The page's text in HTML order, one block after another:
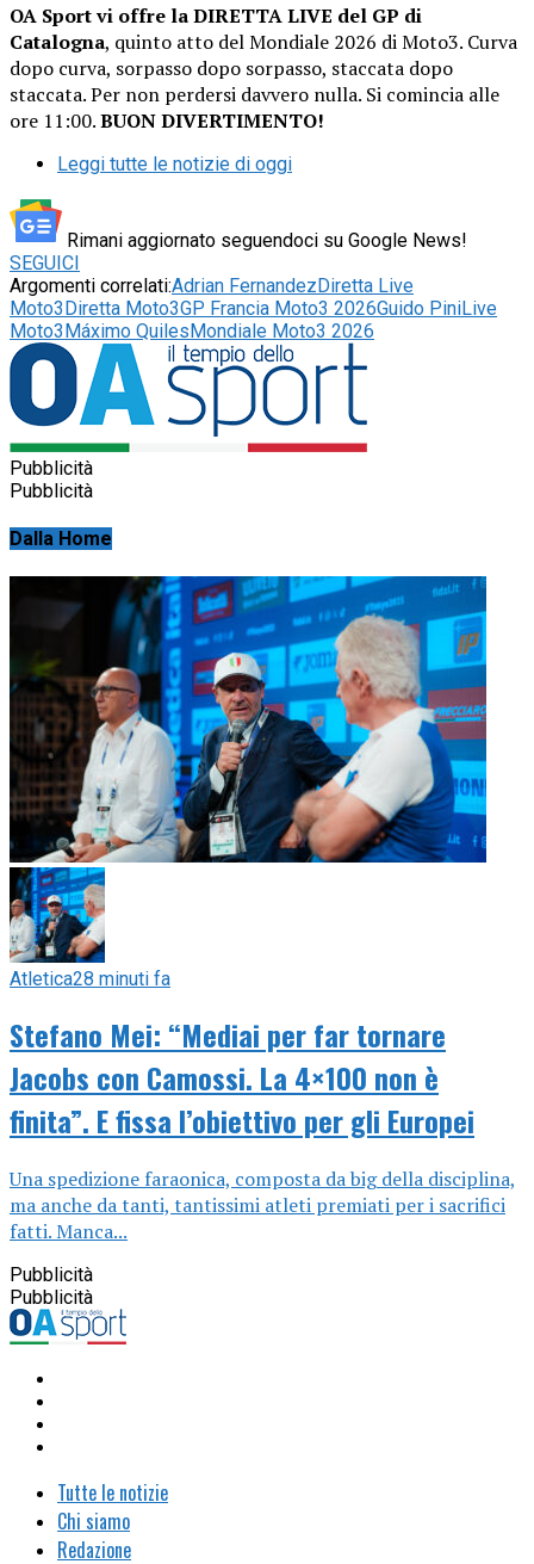
OA Sport vi offre la DIRETTA LIVE del GP di
Catalogna, quinto atto del Mondiale 2026 di Moto3. Curva
dopo curva, sorpasso dopo sorpasso, staccata dopo
staccata. Per non perdersi davvero nulla. Si comincia alle
ore 11:00.BUON DIVERTIMENTO!
Leggi tutte le notizie di oggi
Rimani aggiornato seguendoci su Google News!
SEGUICI
Argomenti correlati:Adrian FernandezDiretta Live
Moto3Diretta Moto3GP Francia Moto3 2026Guido PiniLive
Moto3Máximo QuilesMondiale Moto3 2026
Pubblicità
Pubblicità
Dalla Home
Atletica28 minuti fa
Stefano Mei: “Mediai per far tornare
Jacobs con Camossi. La 4×100 non è
finita”. E fissa l’obiettivo per gli Europei
Una spedizione faraonica, composta da big della disciplina,
ma anche da tanti, tantissimi atleti premiati per i sacrifici
fatti. Manca...
Pubblicità
Pubblicità
Tutte le notizie
Chi siamo
Redazione